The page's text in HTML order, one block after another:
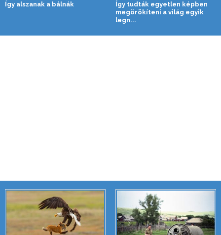
Így alszanak a bálnák
Így tudták egyetlen képben
megörökíteni a világ egyik
legn...